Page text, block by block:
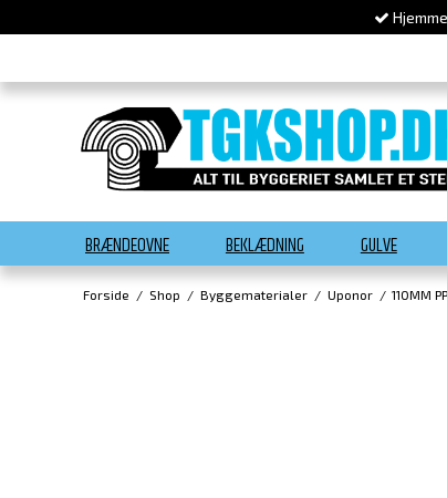
BRÆNDEOVNE BEKLÆDNING GULVE
Forside / Shop / Byggematerialer / Uponor / 110MM